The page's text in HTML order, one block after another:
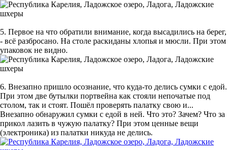
5. Первое на что обратили внимание, когда высадились на берег,
- всё разбросано. На столе раскиданы хлопья и мюсли. При этом
упаковок не видно.
6. Внезапно пришло осознание, что куда-то делись сумки с едой.
При этом две бутылки портвейна как стояли непочатые под
столом, так и стоят. Пошёл проверять палатку свою и...
Внезапно обнаружил сумки с едой в ней. Что это? Зачем? Что за
прикол лазить в чужую палатку? При этом ценные вещи
(электроника) из палатки никуда не делись.